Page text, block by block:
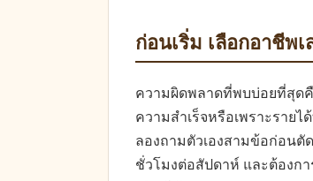
ก่อนเริ่ม เลือกอาชีพ
ความผิดพลาดที่พบบ่อยที่สุดคื
ความสำเร็จหรือเพราะราย
ลองถามตัวเองสามข้อก่อนตั
ชั่วโมงต่อสัปดาห์ และต้องก